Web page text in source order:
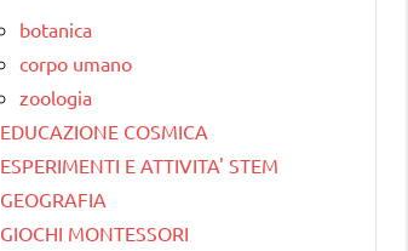
botanica
corpo umano
zoologia
EDUCAZIONE COSMICA
ESPERIMENTI E ATTIVITA' STEM
GEOGRAFIA
GIOCHI MONTESSORI